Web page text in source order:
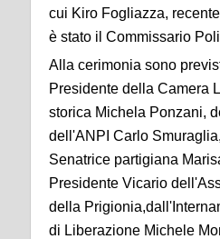
cui Kiro Fogliazza,
è stato il Commissario
Alla cerimonia sono
Presidente della Camera
storica Michela Ponzani,
dell'ANPI Carlo
Senatrice partigiana
Presidente Vicario
della
di Liberazione Michele